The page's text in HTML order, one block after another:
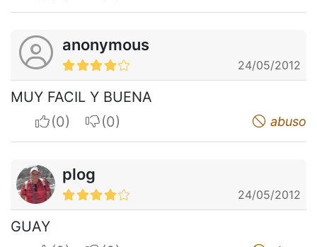
anonymous
24/05/2012
MUY FACIL Y BUENA
I apreciateI do not appreciate abuso
plog
24/05/2012
GUAY